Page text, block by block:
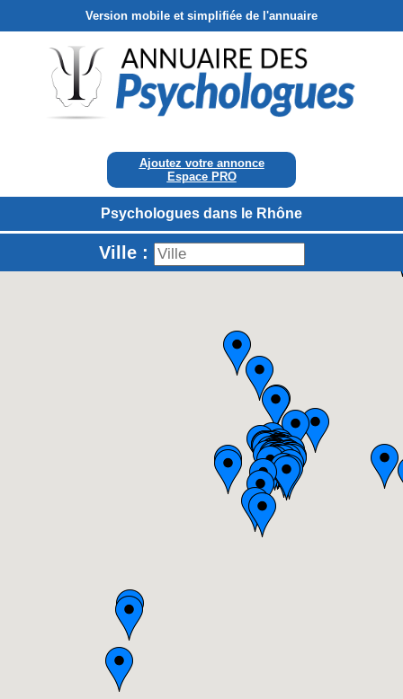
Version mobile et simplifiée de l'annuaire
Ajoutez votre annonce
Espace PRO
Psychologues dans le Rhône
Ville :